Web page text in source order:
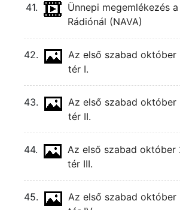
41.
Ünnepi megemlékezés
Rádiónál (NAVA)
42.
Az első szabad október
tér I.
43.
Az első szabad október
tér II.
44.
Az első szabad október
tér III.
45.
Az első szabad október